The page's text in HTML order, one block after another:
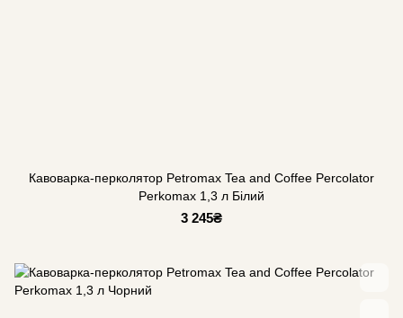
Кавоварка-перколятор Petromax Tea and Coffee Percolator
Perkomax 1,3 л Білий
3 245₴